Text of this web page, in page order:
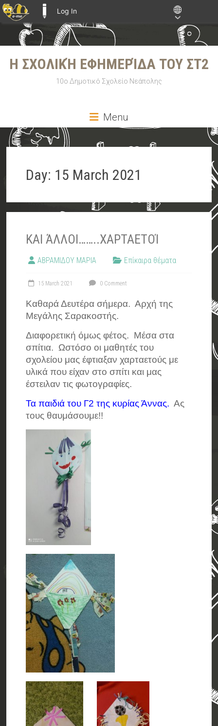
Log In
content
Η ΣΧΟΛΙΚΉ ΕΦΗΜΕΡΊΔΑ ΤΟΥ ΣΤ2
10ο Δημοτικό Σχολείο Νεάπολης
Menu
Day: 15 March 2021
ΚΑΙ ΆΛΛΟΙ……..ΧΑΡΤΑΕΤΟΊ
ΑΒΡΑΜΙΔΟΥ ΜΑΡΙΑ Επίκαιρα θέματα
15 March 2021 0 Comment
Καθαρά Δευτέρα σήμερα. Αρχή της
Μεγάλης Σαρακοστής.
Διαφορετική όμως φέτος. Μέσα στα
σπίτια. Ωστόσο οι μαθητές του
σχολείου μας έφτιαξαν χαρταετούς με
υλικά που είχαν στο σπίτι και μας
έστειλαν τις φωτογραφίες.
Τα παιδιά του Γ2 της κυρίας Άννας. Ας
τους θαυμάσουμε!!